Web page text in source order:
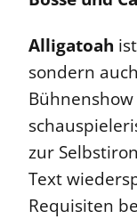
Alligatoah
sondern
zur
Text
Requisiten